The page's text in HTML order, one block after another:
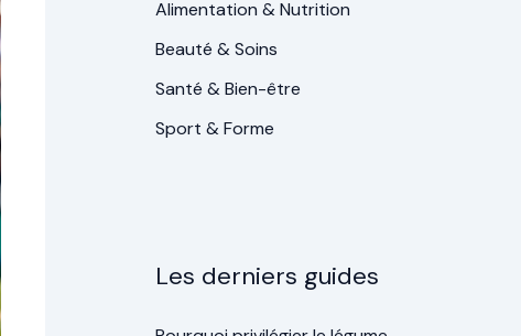
Alimentation & Nutrition
Beauté & Soins
Santé & Bien-être
Sport & Forme
Les derniers guides